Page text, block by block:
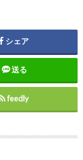
シェア
送る
feedly